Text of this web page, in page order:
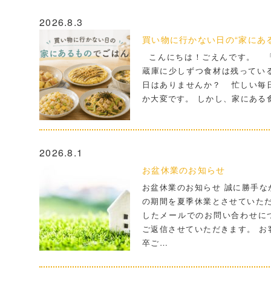
2026.8.3
買い物に行かない日の“家にあ
こんにちは！ごえんです。
蔵庫に少しずつ食材は残って
日はありませんか？ 忙しい毎
か大変です。 しかし、家にあ
2026.8.1
お盆休業のお知らせ
お盆休業のお知らせ 誠に勝手
の期間を夏季休業とさせていた
したメールでのお問い合わせ
ご返信させていただきます。
卒ご…